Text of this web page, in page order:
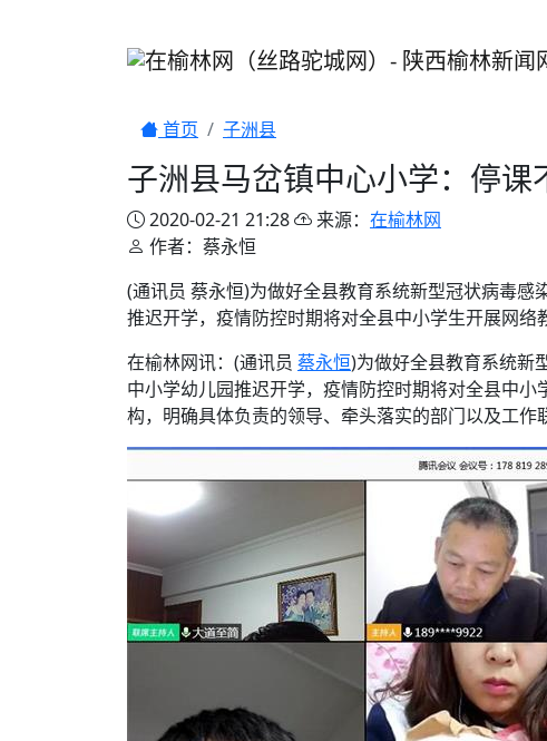
首页 子洲县
子洲县马岔镇中心小学：停课
2020-02-21 21:28 来源： 在榆林网
作者：蔡永恒
(通讯员 蔡永恒)为做好全县教育系统新型冠状病毒
推迟开学，疫情防控时期将对全县中小学生开展网
在榆林网讯：(通讯员 蔡永恒)为做好全县教育系统新
中小学幼儿园推迟开学，疫情防控时期将对全县中
构，明确具体负责的领导、牵头落实的部门以及工作